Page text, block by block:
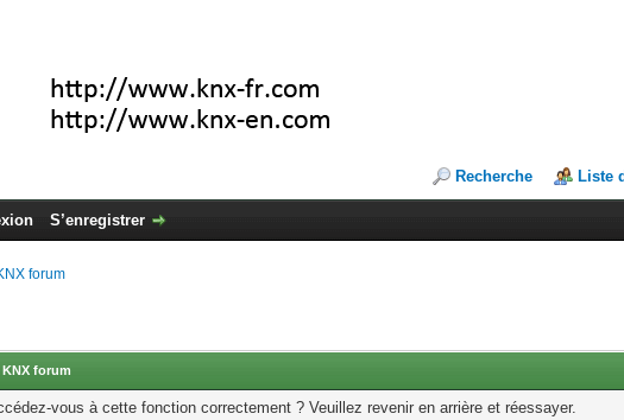
Recherche Liste
S’enregistrer
forum
forum
vous à cette fonction correctement ? Veuillez revenir en arrière et réessayer.